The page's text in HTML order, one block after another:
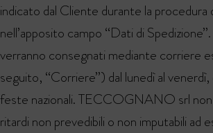
indicato dal Cliente durante la procedura
nell’apposito campo “Dati di
verranno consegnati mediante corriere
seguito, “Corriere”) dal lunedì al
feste nazionali. TECCOGNANO srl
ritardi non prevedibili o non imputabili ad